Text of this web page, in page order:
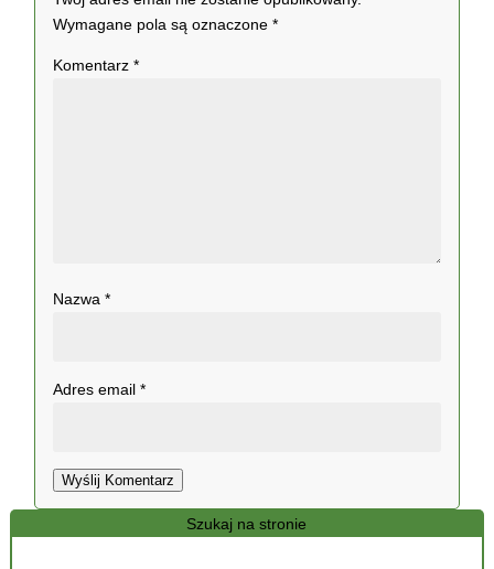
Szukaj na stronie
Wymagane pola są oznaczone*
Komentarz*
Nazwa*
Adres email*
Wyślij Komentarz